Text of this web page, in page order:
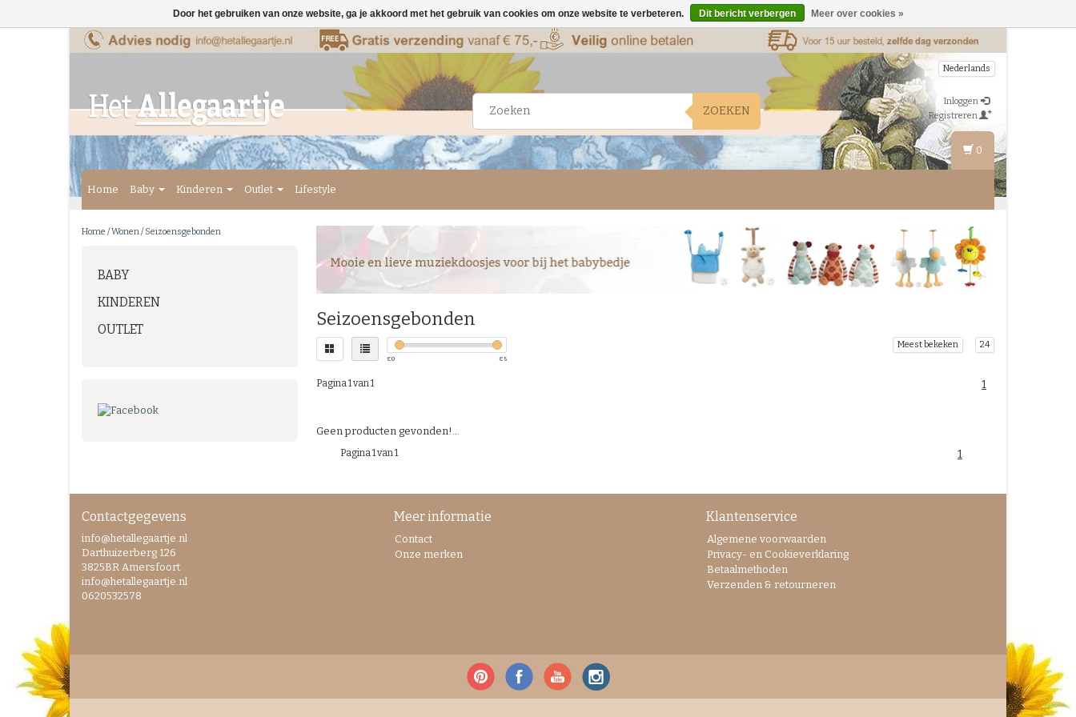
ZOEKEN
Nederlands
Inloggen
Registreren
Home Baby Kinderen Outlet Lifestyle
0
Home /Wonen/Seizoensgebonden
BABY
KINDEREN
OUTLET
Seizoensgebonden
€0 € 5
Meest bekeken 24
Pagina 1 van 1 1
Geen producten gevonden!...
Pagina 1 van 1 1
Contactgegevens
info@hetallegaartje.nl
Darthuizerberg 126
3825BR Amersfoort
info@hetallegaartje.nl
0620532578
Meer informatie
Contact
Onze merken
Klantenservice
Algemene voorwaarden
Privacy- en Cookieverklaring
Betaalmethoden
Verzenden & retourneren
Door het gebruiken van onze website, ga je akkoord met het gebruik van cookies om onze website te verbeteren. Dit bericht verbergen Meer over cookies »